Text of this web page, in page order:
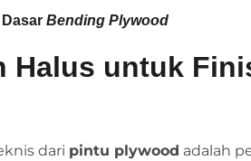
Bending Plywood
Halus untuk
dari pintu plywood adalah